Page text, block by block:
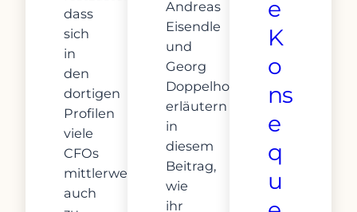
dass
sich
in
den
dortigen
Profilen
viele
CFOs
mittlerweile
auch
Andreas
Eisendle
und
Georg
Doppelhofer
erläutern
in
diesem
Beitrag,
wie
ihr
e
K
o
ns
e
q
u